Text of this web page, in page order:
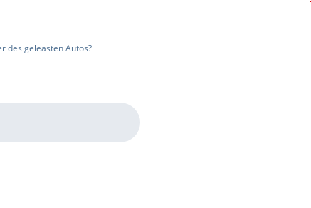
des geleasten Autos?